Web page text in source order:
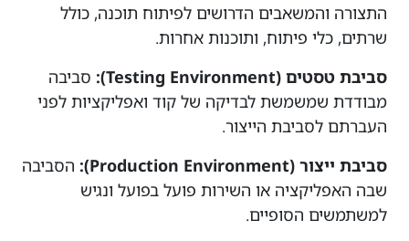
התצורה והמשאבים הדרושים לפיתוח תוכנה, כולל
שרתים, כלי פיתוח, ותוכנות אחרות.
סביבת טסטים (Testing Environment):
סביבה
מבודדת שמשמשת לבדיקה של קוד ואפליקציות לפני
העברתם לסביבת הייצור.
סביבת ייצור (Production Environment):
הסביבה
שבה האפליקציה או השירות פועל בפועל ונגיש
למשתמשים הסופיים.